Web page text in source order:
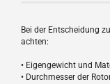
Bei der Entscheidung
achten:
• Eigengewicht und
• Durchmesser der